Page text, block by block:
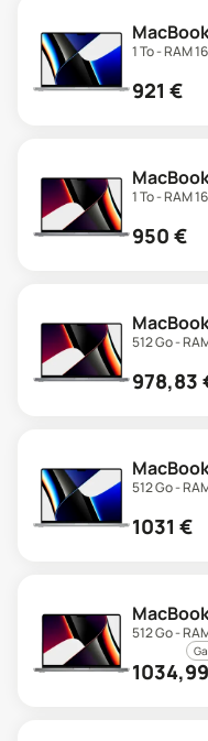
1 To - RAM
921 €
1 To - RAM
950 €
512 Go -
978,83
512 Go -
1031 €
512 Go -
1034,99